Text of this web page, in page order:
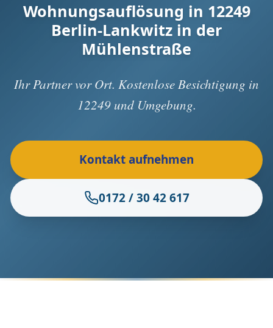
Wohnungsauflösung in 12249
Berlin-Lankwitz in der
Mühlenstraße
Ihr Partner vor Ort. Kostenlose Besichtigung in
12249 und Umgebung.
Kontakt aufnehmen
0172 / 30 42 617